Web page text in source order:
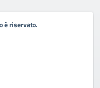
è riservato.